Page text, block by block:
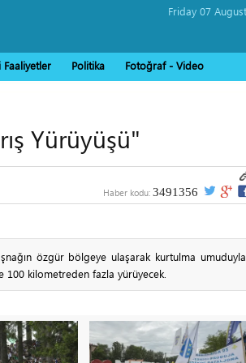
Faaliyetler Politika Fotoğraf - Video
Yürüyüşü"
Haber kodu: 3491356
özgür bölgeye ulaşarak kurtulma umuduyla
kilometreden fazla yürüyecek.